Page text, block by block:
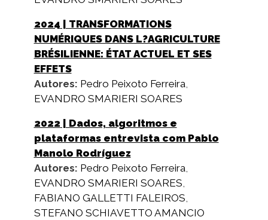
2024 | TRANSFORMATIONS
NUMÉRIQUES DANS L?AGRICULTURE
BRÉSILIENNE: ÉTAT ACTUEL ET SES
EFFETS
Autores: Pedro Peixoto Ferreira,
EVANDRO SMARIERI SOARES
2022 | Dados, algoritmos e
plataformas entrevista com Pablo
Manolo Rodríguez
Autores: Pedro Peixoto Ferreira,
EVANDRO SMARIERI SOARES,
FABIANO GALLETTI FALEIROS,
STEFANO SCHIAVETTO AMANCIO